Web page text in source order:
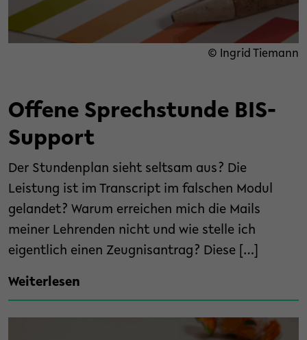
© Ingrid Tiemann
Offene Sprechstunde BIS-
Support
Der Stundenplan sieht seltsam aus? Die
Leistung ist im Transcript im falschen Modul
gelandet? Warum erreichen mich die Mails
meiner Lehrenden nicht und wie stelle ich
eigentlich einen Zeugnisantrag? Diese […]
Weiterlesen